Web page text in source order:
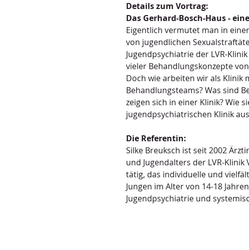
Details zum Vortrag:
Das Gerhard-Bosch-Haus -
Eigentlich vermutet man in
von jugendlichen
Jugendpsychiatrie der LVR-
vieler Behandlungskonzepte
Doch wie arbeiten wir als Klinik
Behandlungsteams? Was sind
zeigen sich in einer Klinik? Wie
jugendpsychiatrischen Klinik
Die Referentin:
Silke Breuksch ist seit 2002
und Jugendalters der LVR-
tätig, das individuelle und
Jungen im Alter von 14-18
Jugendpsychiatrie und